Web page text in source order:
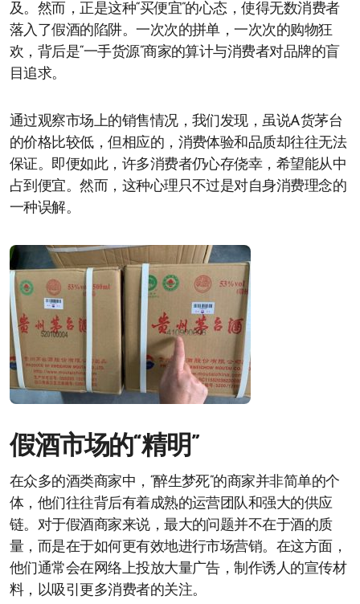
及。然而，正是这种“买便宜”的心态，使得无数消费者
落入了假酒的陷阱。一次次的拼单，一次次的购物狂
欢，背后是“一手货源”商家的算计与消费者对品牌的盲
目追求。
通过观察市场上的销售情况，我们发现，虽说A货茅台
的价格比较低，但相应的，消费体验和品质却往往无法
保证。即便如此，许多消费者仍心存侥幸，希望能从中
占到便宜。然而，这种心理只不过是对自身消费理念的
一种误解。
假酒市场的“精明”
在众多的酒类商家中，“醉生梦死”的商家并非简单的个
体，他们往往背后有着成熟的运营团队和强大的供应
链。对于假酒商家来说，最大的问题并不在于酒的质
量，而是在于如何更有效地进行市场营销。在这方面，
他们通常会在网络上投放大量广告，制作诱人的宣传材
料，以吸引更多消费者的关注。